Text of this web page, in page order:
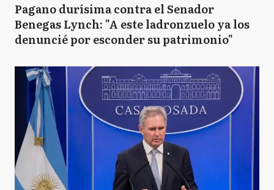
Pagano durísima contra el Senador
Benegas Lynch: "A este ladronzuelo ya los
denuncié por esconder su patrimonio"